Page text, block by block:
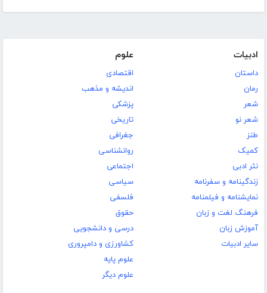
ادبیات
داستان
رمان
شعر
شعر نو
طنز
کمیک
نثر ادبی
زندگینامه و سفرنامه
نمایشنامه و فیلمنامه
فرهنگ لغت و زبان
آموزش زبان
سایر ادبیات
علوم
اقتصادی
اندیشه و مذهب
پزشکی
تاریخی
جغرافی
روانشناسی
اجتماعی
سیاسی
فلسفی
حقوق
درسی و دانشجویی
کشاورزی و دامپروری
علوم پایه
علوم دیگر